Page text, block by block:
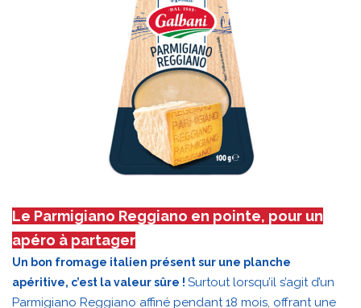
Le Parmigiano Reggiano en pointe, pour un
apéro à partager
Un bon fromage italien présent sur une planche
apéritive, c’est la valeur sûre ! Surtout lorsqu’il s’agit d’un
Parmigiano Reggiano affiné pendant 18 mois, offrant une